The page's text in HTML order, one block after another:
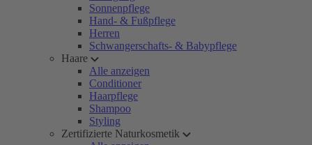
Sonnenpflege
Hand- & Fußpflege
Herren
Schwangerschafts- & Babypflege
Haare
Alle anzeigen
Conditioner
Haarpflege
Shampoo
Styling
Zertifizierte Naturkosmetik